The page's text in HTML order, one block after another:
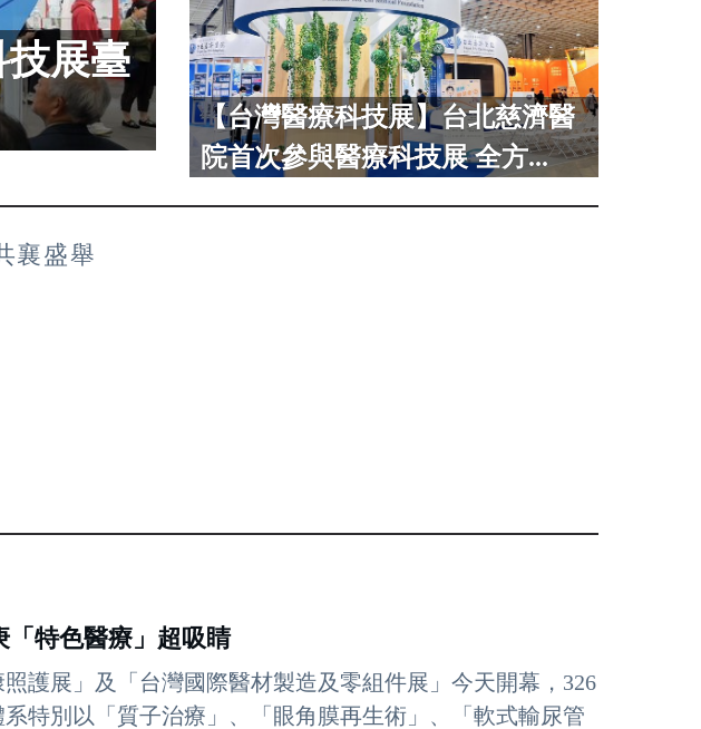
技展臺
【台灣醫療科技展】台北慈濟醫
院首次參與醫療科技展 全方...
襄盛舉
特色醫療」超吸睛
護展」及「台灣國際醫材製造及零組件展」今天開幕，326
特別以「質子治療」、「眼角膜再生術」、「軟式輸尿管